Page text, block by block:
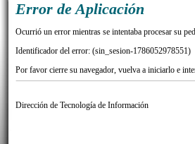
Error de Aplicación
Ocurrió un error mientras se intentaba procesar su
Identificador del error: (sin_sesion-1786052978551)
Por favor cierre su navegador, vuelva a iniciarlo e
Dirección de Tecnología de Información